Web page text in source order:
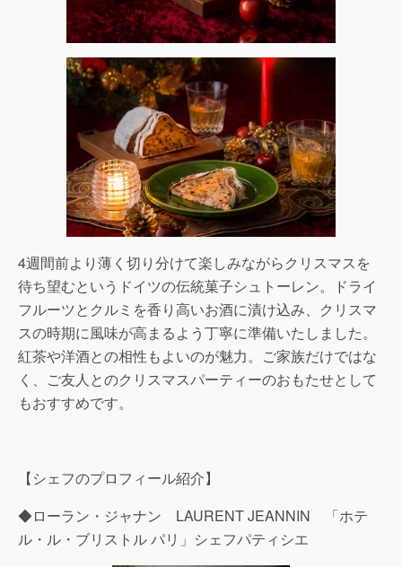
4週間前より薄く切り分けて楽しみながらクリスマスを
待ち望むというドイツの伝統菓子シュトーレン。ドライ
フルーツとクルミを香り高いお酒に漬け込み、クリスマ
スの時期に風味が高まるよう丁寧に準備いたしました。
紅茶や洋酒との相性もよいのが魅力。ご家族だけではな
く、ご友人とのクリスマスパーティーのおもたせとして
もおすすめです。
【シェフのプロフィール紹介】
◆ローラン・ジャナン LAURENT JEANNIN 「ホテ
ル・ル・ブリストル パリ」シェフパティシエ